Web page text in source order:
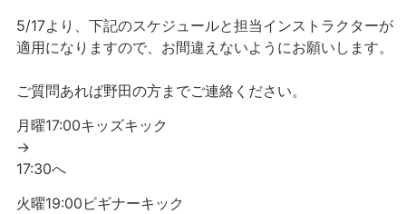
5/17より、下記のスケジュールと担当インストラクターが
適用になりますので、お間違えないようにお願いします。
ご質問あれば野田の方までご連絡ください。
月曜17:00キッズキック
→
17:30へ
火曜19:00ビギナーキック